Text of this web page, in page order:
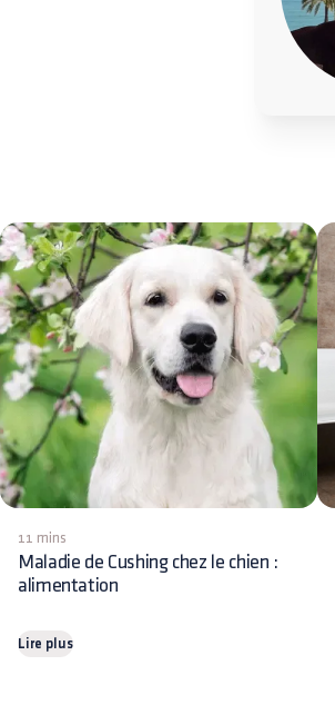
11 mins
Maladie de Cushing chez le chien :
alimentation
Lire plus